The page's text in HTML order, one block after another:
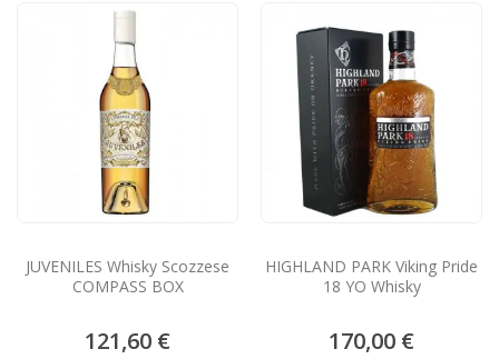
JUVENILES Whisky Scozzese
COMPASS BOX
121,60 €
HIGHLAND PARK Viking Pride
18 YO Whisky
170,00 €